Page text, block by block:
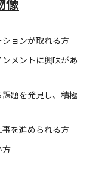
ョンが取れる方
メントに興味があ
題を発見し、積極
を進められる方
方